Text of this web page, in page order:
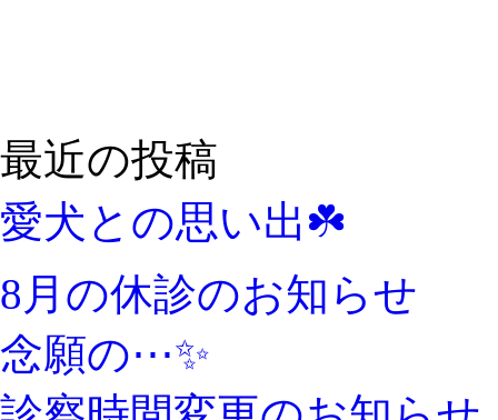
最近の投稿
愛犬との思い出☘️
8月の休診のお知らせ
念願の⋯✨️